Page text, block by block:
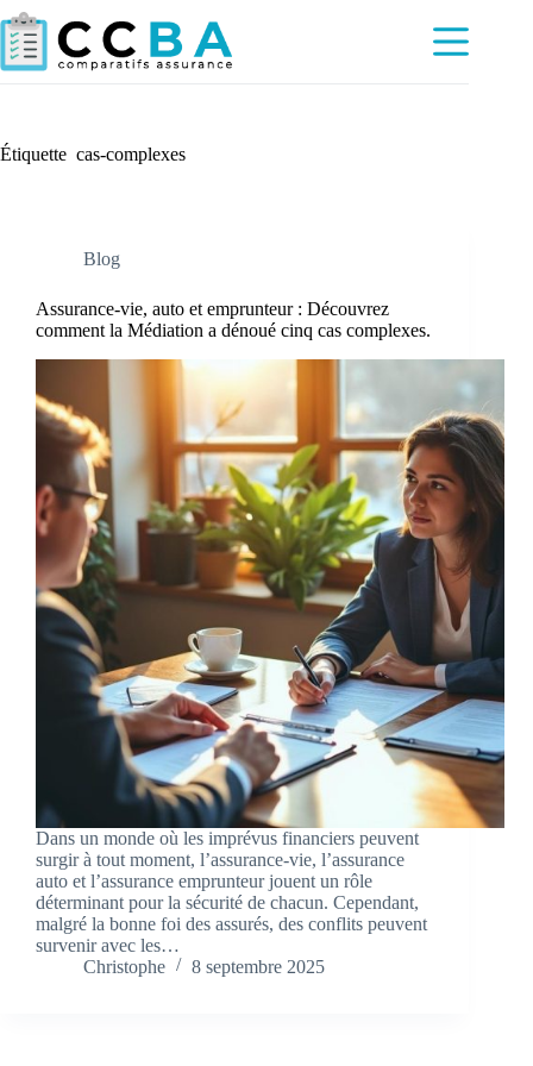
Passer
au
contenu
Étiquette cas-complexes
Blog
Assurance-vie, auto et emprunteur : Découvrez
comment la Médiation a dénoué cinq cas complexes.
Dans un monde où les imprévus financiers peuvent
surgir à tout moment, l’assurance-vie, l’assurance
auto et l’assurance emprunteur jouent un rôle
déterminant pour la sécurité de chacun. Cependant,
malgré la bonne foi des assurés, des conflits peuvent
survenir avec les…
Christophe
8 septembre 2025